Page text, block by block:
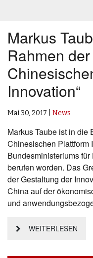
Markus
Rahmen
Innovation“
Mai 30, 2017 News
Markus Taube ist in die
Chinesischen Plattform
Bundesministeriums
berufen worden. Das
der Gestaltung der
China auf der
und
WEITERLESEN